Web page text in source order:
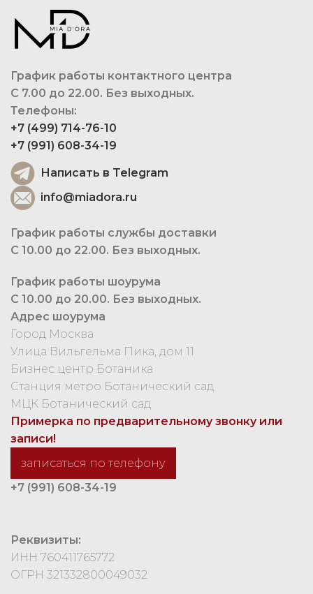
График работы контактного центра
С 7.00 до 22.00. Без выходных.
Телефоны:
+7 (499) 714-76-10
+7 (991) 608-34-19
Написать в Telegram
info@miadora.ru
График работы службы доставки
С 10.00 до 22.00. Без выходных.
График работы шоурума
С 10.00 до 20.00. Без выходных.
Адрес шоурума
Город Москва
Улица Вильгельма Пика, дом 11
Бизнес центр Ботаника
Станция метро Ботанический сад
МЦК Ботанический сад
Примерка по предварительному звонку или
записи!
записаться по телефону
+7 (991) 608-34-19
Реквизиты:
ИНН 760411765772
ОГРН 321332800049032